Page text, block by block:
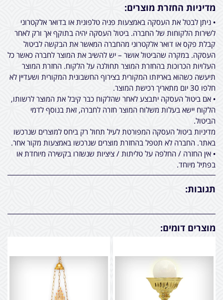
מדיניות החזרת מוצרים:
• ניתן לבטל את העסקה באמצעות פניה טלפונית או בדואר אלקטרוני
לשירות הלקוחות של החברה. ביטול העסקה יהיה בתוקף אך ורק לאחר
קבלת פקס או דואר אלקטרוני מהחברה המאשר את הבקשה לביטול
העסקה. במקרה שהביטול אושר – יש להשיב את המוצר לחברה כאשר כל
העלויות הכרוכות בהחזרת המוצר תחולנה על הלקוח. החזרת המוצר
תיעשה כשהוא באריזתו המקורית בצירוף החשבונית המקורית ושעדיין לא
חלפו 30 יום מתאריך רכישת המוצר.
• אם ביטול העסקה יתבצע לאחר שהלקוח כבר קיבל את המוצר לרשותו,
הלקוח יישא בעלות משלוח המוצר חזרה לחברה, זאת בנוסף לדמי
הביטול.
מדיניות ביטול העסקה המפורטת לעיל תחול רק ביחס למוצרים שנרכשו
באתר. החברה לא תטפל בהחזרת מוצרים שנרכשו באמצעות מקור אחר.
• אין החזרה / החלפה על טליתות / ציציות שנשזרו בקשירה מיוחדת או
בפתיל מיוחד.
תגובות:
מוצרים דומים: